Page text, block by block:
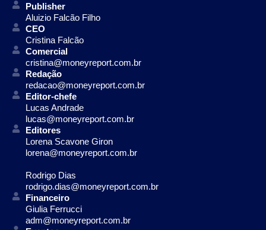
Publisher
Aluizio Falcão Filho
CEO
Cristina Falcão
Comercial
cristina@moneyreport.com.br
Redação
redacao@moneyreport.com.br
Editor-chefe
Lucas Andrade
lucas@moneyreport.com.br
Editores
Lorena Scavone Giron
lorena@moneyreport.com.br
Rodrigo Dias
rodrigo.dias@moneyreport.com.br
Financeiro
Giulia Ferrucci
adm@moneyreport.com.br